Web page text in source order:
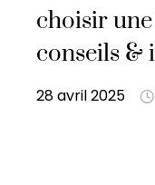
choisir
conseils &
28 avril 2025